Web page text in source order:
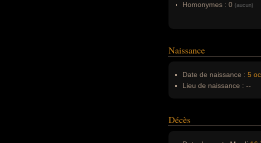
Homonymes : 0 (aucun)
Naissance
Date de naissance : 5
Lieu de naissance : --
Décès